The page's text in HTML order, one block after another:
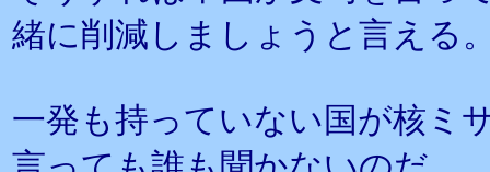
緒に削減しましょうと言える
一発も持っていない国が核ミ